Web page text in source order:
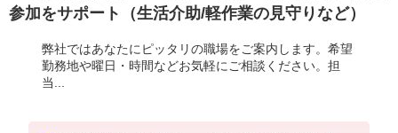
参加をサポート（生活介助/軽作業の見守りなど）
弊社ではあなたにピッタリの職場をご案内します。希望
勤務地や曜日・時間などお気軽にご相談ください。担
当...